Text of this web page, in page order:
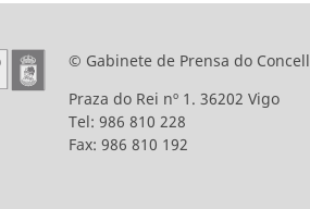
© Gabinete de Prensa do
Praza do Rei nº 1. 36202 Vigo
Tel: 986 810 228
Fax: 986 810 192